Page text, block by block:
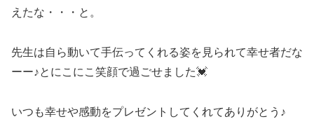
えたな・・・と。
先生は自ら動いて手伝ってくれる姿を見られて幸せ者だな
ーー♪とにこにこ笑顔で過ごせました💓
いつも幸せや感動をプレゼントしてくれてありがとう♪